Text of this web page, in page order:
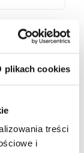
plikach cookies
treści
i